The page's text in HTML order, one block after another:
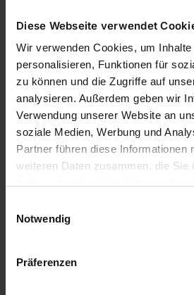
Diese Webseite verwendet
Wir verwenden Cookies, um
personalisieren, Funktionen für
zu können und die Zugriffe auf
analysieren. Außerdem geben wir
Verwendung unserer Website an
soziale Medien, Werbung und
Partner führen diese Informationen
weiteren Daten zusammen, die Sie
Cookies, wenn Sie unsere
Notwendig
Präferenzen
Lave-sol Profi XL micro
aluminium
Manche en aluminium haut de
Compatible avec le seau
Profi XL/Profi Compact